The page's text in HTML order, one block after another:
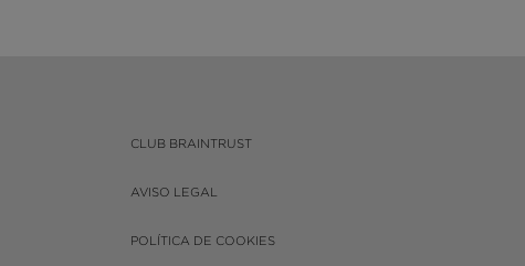
CLUB BRAINTRUST
AVISO LEGAL
POLÍTICA DE COOKIES